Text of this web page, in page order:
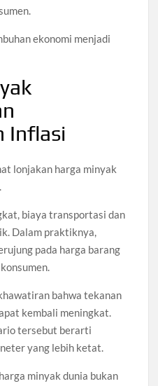
ekonomi menjadi
Inflasi
lonjakan harga minyak
biaya transportasi dan
Dalam praktiknya,
pada harga barang
bahwa tekanan
kembali meningkat.
tersebut berarti
yang lebih ketat.
minyak dunia bukan